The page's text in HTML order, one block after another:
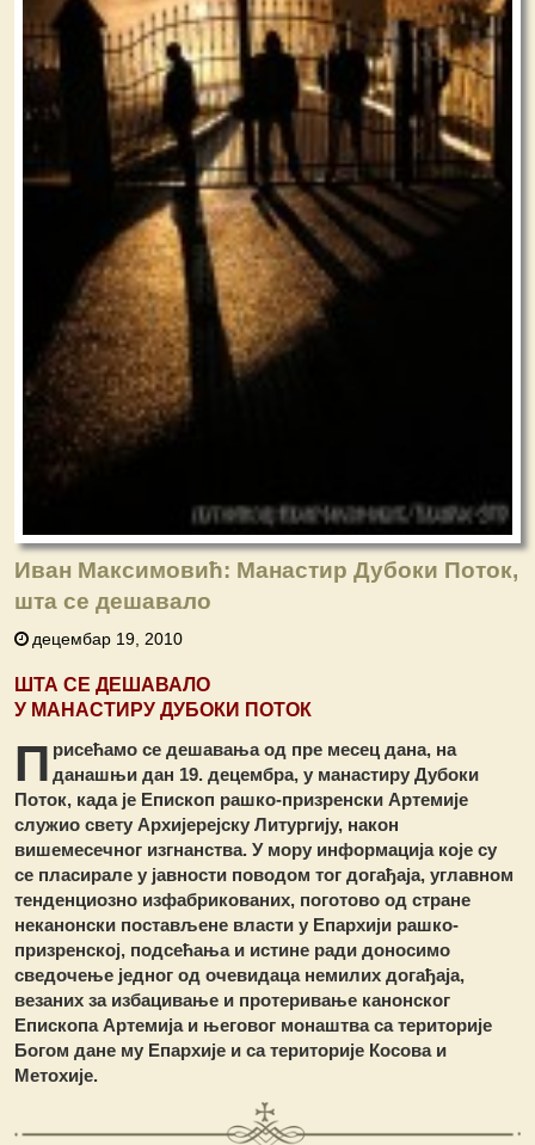
Иван Максимовић: Манастир Дубоки Поток,
шта се дешавало
децембар 19, 2010
ШТА СЕ ДЕШАВАЛО
У МАНАСТИРУ ДУБОКИ ПОТОК
П рисећамо се дешавања од пре месец дана, на
данашњи дан 19. децембра, у манастиру Дубоки
Поток, када је Епископ рашко-призренски Артемије
служио свету Архијерејску Литургију, након
вишемесечног изгнанства. У мору информација које су
се пласирале у јавности поводом тог догађаја, углавном
тенденциозно изфабрикованих, поготово од стране
неканонски постављене власти у Епархији рашко-
призренској, подсећања и истине ради доносимо
сведочење једног од очевидаца немилих догађаја,
везаних за избацивање и протеривање канонског
Епископа Артемија и његовог монаштва са територије
Богом дане му Епархије и са територије Косова и
Метохије.